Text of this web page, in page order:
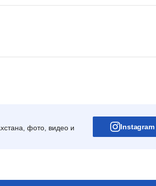
фото, видео и
Instagram